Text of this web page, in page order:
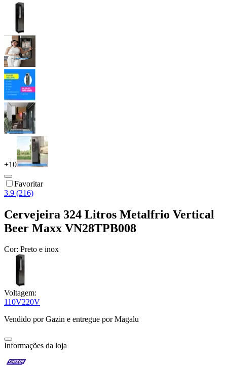
+10
Favoritar
3.9 (216)
Cervejeira 324 Litros Metalfrio Vertical
Beer Maxx VN28TPB008
Cor: Preto e inox
Voltagem:
110V220V
Vendido porGazin e entregue por Magalu
Informações da loja